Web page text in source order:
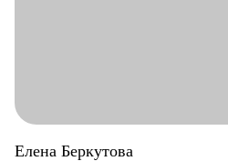
Елена Беркутова